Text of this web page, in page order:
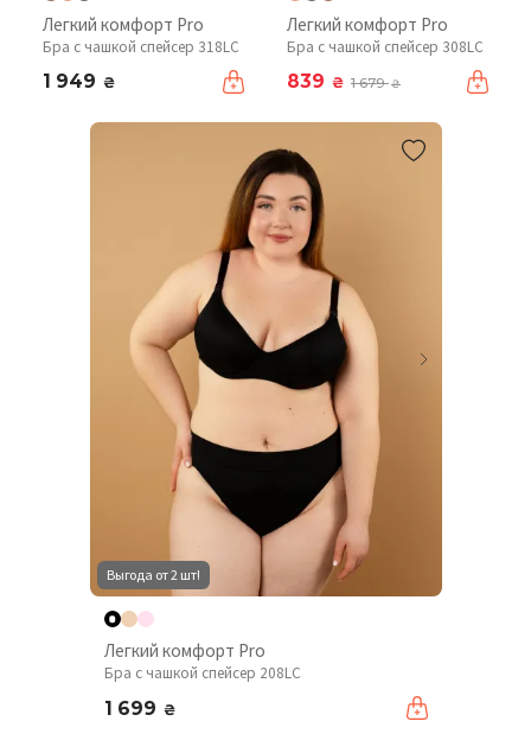
Легкий комфорт Pro
Бра с чашкой спейсер 318LC
1 949 ₴
Легкий комфорт Pro
Бра с чашкой спейсер 308LC
839 ₴ 1 679₴
Выгода от 2 шт!
Легкий комфорт Pro
Бра с чашкой спейсер 208LC
1 699 ₴